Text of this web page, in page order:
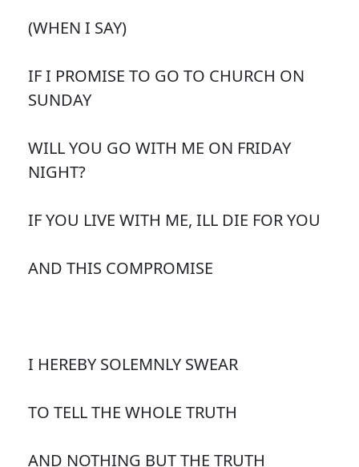
(WHEN I SAY)
IF I PROMISE TO GO TO CHURCH ON
SUNDAY
WILL YOU GO WITH ME ON FRIDAY
NIGHT?
IF YOU LIVE WITH ME, ILL DIE FOR YOU
AND THIS COMPROMISE
I HEREBY SOLEMNLY SWEAR
TO TELL THE WHOLE TRUTH
AND NOTHING BUT THE TRUTH